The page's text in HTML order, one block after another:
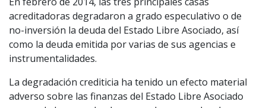
acreditadoras degradaron a grado especulativo o de
no-inversión la deuda del Estado Libre Asociado, así
como la deuda emitida por varias de sus agencias e
instrumentalidades.
La degradación crediticia ha tenido un efecto material
adverso sobre las finanzas del Estado Libre Asociado